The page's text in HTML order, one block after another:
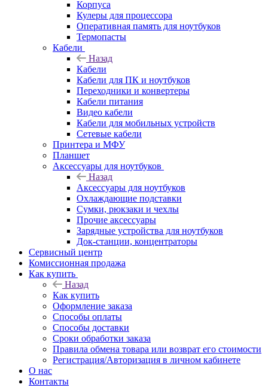
Корпуса
Кулеры для процессора
Оперативная память для ноутбуков
Термопасты
Кабели
Назад
Кабели
Кабели для ПК и ноутбуков
Переходники и конвертеры
Кабели питания
Видео кабели
Кабели для мобильных устройств
Сетевые кабели
Принтера и МФУ
Планшет
Аксессуары для ноутбуков
Назад
Аксессуары для ноутбуков
Охлаждающие подставки
Сумки, рюкзаки и чехлы
Прочие аксессуары
Зарядные устройства для ноутбуков
Док-станции, концентраторы
Сервисный центр
Комиссионная продажа
Как купить
Назад
Как купить
Оформление заказа
Способы оплаты
Способы доставки
Сроки обработки заказа
Правила обмена товара или возврат его стоимости
Регистрация/Авторизация в личном кабинете
О нас
Контакты